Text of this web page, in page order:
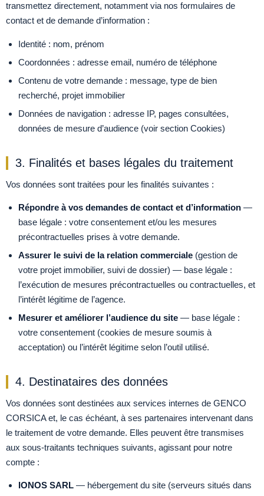
transmettez directement, notamment via nos formulaires de
contact et de demande d’information :
Identité : nom, prénom
Coordonnées : adresse email, numéro de téléphone
Contenu de votre demande : message, type de bien
recherché, projet immobilier
Données de navigation : adresse IP, pages consultées,
données de mesure d’audience (voir section Cookies)
3. Finalités et bases légales du traitement
Vos données sont traitées pour les finalités suivantes :
Répondre à vos demandes de contact et d’information —
base légale : votre consentement et/ou les mesures
précontractuelles prises à votre demande.
Assurer le suivi de la relation commerciale (gestion de
votre projet immobilier, suivi de dossier) — base légale :
l’exécution de mesures précontractuelles ou contractuelles, et
l’intérêt légitime de l’agence.
Mesurer et améliorer l’audience du site — base légale :
votre consentement (cookies de mesure soumis à
acceptation) ou l’intérêt légitime selon l’outil utilisé.
4. Destinataires des données
Vos données sont destinées aux services internes de GENCO
CORSICA et, le cas échéant, à ses partenaires intervenant dans
le traitement de votre demande. Elles peuvent être transmises
aux sous-traitants techniques suivants, agissant pour notre
compte :
IONOS SARL — hébergement du site (serveurs situés dans